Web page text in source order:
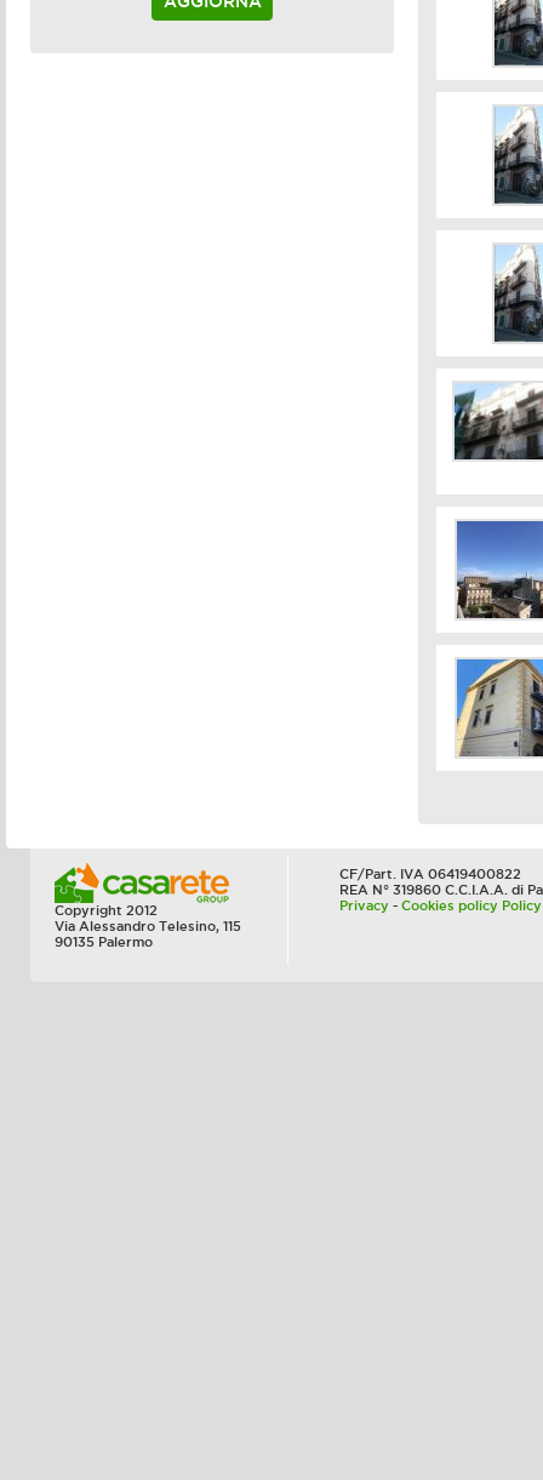
Copyright 2012
Via Alessandro Telesino, 115
90135 Palermo
CF/Part. IVA 06419400822
REA N° 319860 C.C.I.A.A. di
Privacy - Cookies policy